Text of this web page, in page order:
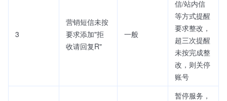
3
营销短信未按
要求添加"拒
收请回复R"
一般
信/站内信
等方式提醒
要求整改，
超三次提醒
未按完成整
改，则关停
账号
暂停服务，